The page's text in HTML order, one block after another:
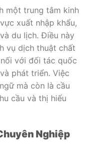
một trung tâm kinh
xuất nhập khẩu,
du lịch. Điều này
vụ dịch thuật chất
với đối tác quốc
phát triển. Việc
mà còn là cầu
cầu và thị hiếu
Nghiệp